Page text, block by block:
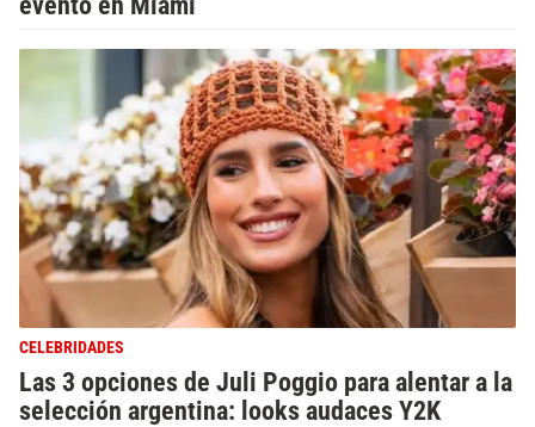
CELEBRIDADES
Las 3 opciones de Juli Poggio para alentar a la
selección argentina: looks audaces Y2K